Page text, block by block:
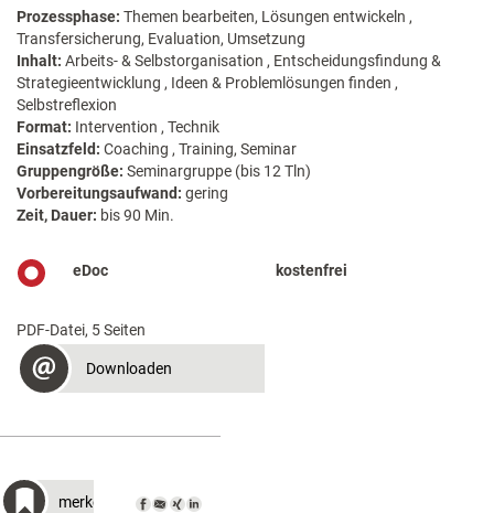
Prozessphase: Themen bearbeiten, Lösungen entwickeln ,
Transfersicherung, Evaluation, Umsetzung
Inhalt: Arbeits- & Selbstorganisation , Entscheidungsfindung &
Strategieentwicklung , Ideen & Problemlösungen finden ,
Selbstreflexion
Format: Intervention , Technik
Einsatzfeld: Coaching , Training, Seminar
Gruppengröße: Seminargruppe (bis 12 Tln)
Vorbereitungsaufwand: gering
Zeit, Dauer: bis 90 Min.
eDoc kostenfrei
PDF-Datei, 5 Seiten
Downloaden
merken